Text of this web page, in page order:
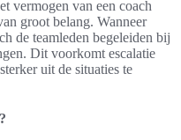
vermogen van een coach
groot belang. Wanneer
de teamleden begeleiden bij
Dit voorkomt escalatie
uit de situaties te